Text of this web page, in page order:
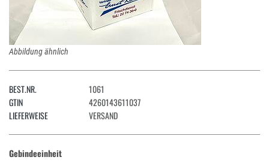
Abbildung ähnlich
BEST.NR.
1061
GTIN
4260143611037
LIEFERWEISE
VERSAND
Gebindeeinheit